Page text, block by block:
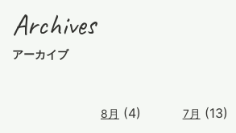
Archives
アーカイブ
8月 (4) 7月 (13)